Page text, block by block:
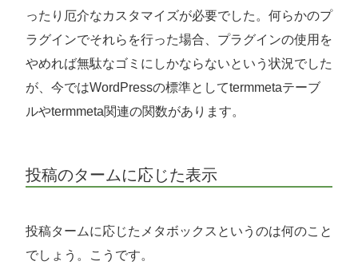
ったり厄介なカスタマイズが必要でした。何らかのプ
ラグインでそれらを行った場合、プラグインの使用を
やめれば無駄なゴミにしかならないという状況でした
が、今ではWordPressの標準としてtermmetaテーブ
ルやtermmeta関連の関数があります。
投稿のタームに応じた表示
投稿タームに応じたメタボックスというのは何のこと
でしょう。こうです。